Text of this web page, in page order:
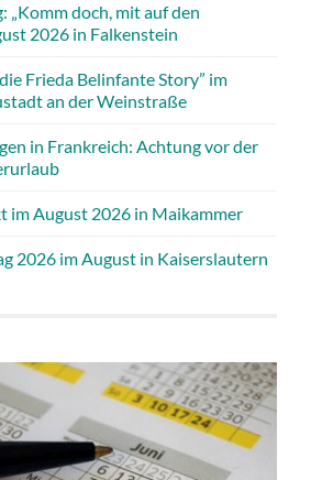
doch, mit auf den
2026 in Falkenstein
Frieda Belinfante Story” im
an der Weinstraße
in Frankreich: Achtung vor der
im August 2026 in Maikammer
2026 im August in Kaiserslautern